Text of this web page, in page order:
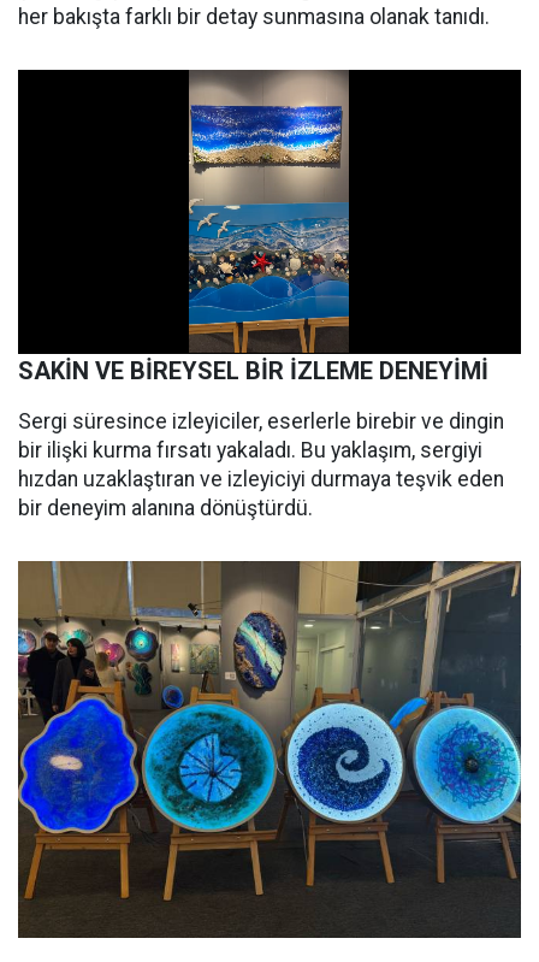
her bakışta farklı bir detay sunmasına olanak tanıdı.
SAKİN VE BİREYSEL BİR İZLEME DENEYİMİ
Sergi süresince izleyiciler, eserlerle birebir ve dingin
bir ilişki kurma fırsatı yakaladı. Bu yaklaşım, sergiyi
hızdan uzaklaştıran ve izleyiciyi durmaya teşvik eden
bir deneyim alanına dönüştürdü.